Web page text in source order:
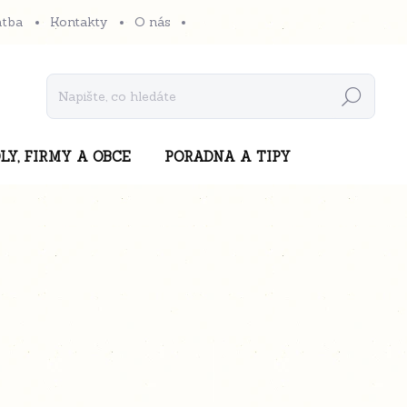
Kontakty O nás
Hledat
FIRMY A OBCE PORADNA A TIPY